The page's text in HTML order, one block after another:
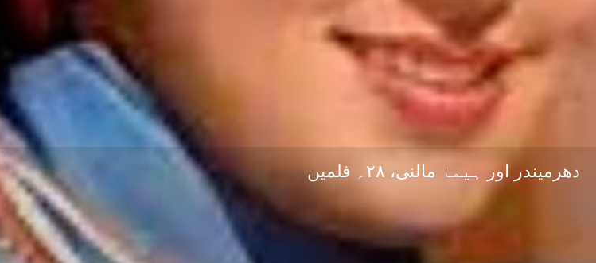
دھرمیندر اور ہیما مالنی، ۲۸؍ فلمیں